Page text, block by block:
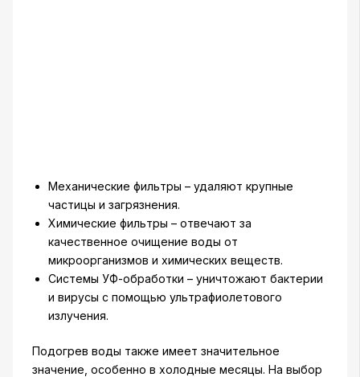
Механические фильтры – удаляют крупные
частицы и загрязнения.
Химические фильтры – отвечают за
качественное очищение воды от
микроорганизмов и химических веществ.
Системы УФ-обработки – уничтожают бактерии
и вирусы с помощью ультрафиолетового
излучения.
Подогрев воды также имеет значительное
значение, особенно в холодные месяцы. На выбор